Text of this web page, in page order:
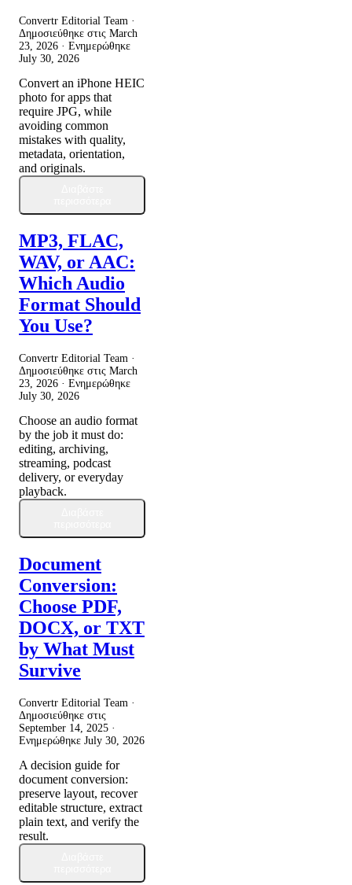
Convertr Editorial Team ·
Δημοσιεύθηκε στις March
23, 2026 · Ενημερώθηκε
July 30, 2026
Convert an iPhone HEIC
photo for apps that
require JPG, while
avoiding common
mistakes with quality,
metadata, orientation,
and originals.
MP3, FLAC,
WAV, or AAC:
Which Audio
Format Should
You Use?
Convertr Editorial Team ·
Δημοσιεύθηκε στις March
23, 2026 · Ενημερώθηκε
July 30, 2026
Choose an audio format
by the job it must do:
editing, archiving,
streaming, podcast
delivery, or everyday
playback.
Document
Conversion:
Choose PDF,
DOCX, or TXT
by What Must
Survive
Convertr Editorial Team ·
Δημοσιεύθηκε στις
September 14, 2025 ·
Ενημερώθηκε July 30, 2026
A decision guide for
document conversion:
preserve layout, recover
editable structure, extract
plain text, and verify the
result.